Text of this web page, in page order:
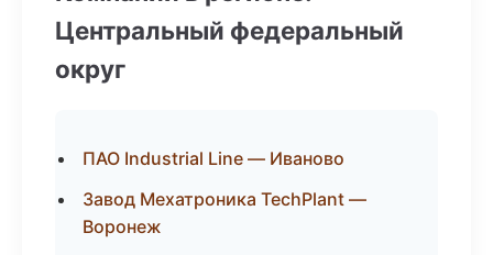
Центральный федеральный
округ
ПАО Industrial Line — Иваново
Завод Мехатроника TechPlant —
Воронеж